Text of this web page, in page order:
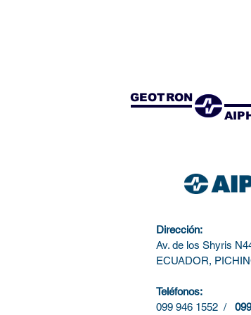
GEOTRON
Dirección:
Av. de los Shyris
ECUADOR,
Teléfonos:
099 946 1552 /